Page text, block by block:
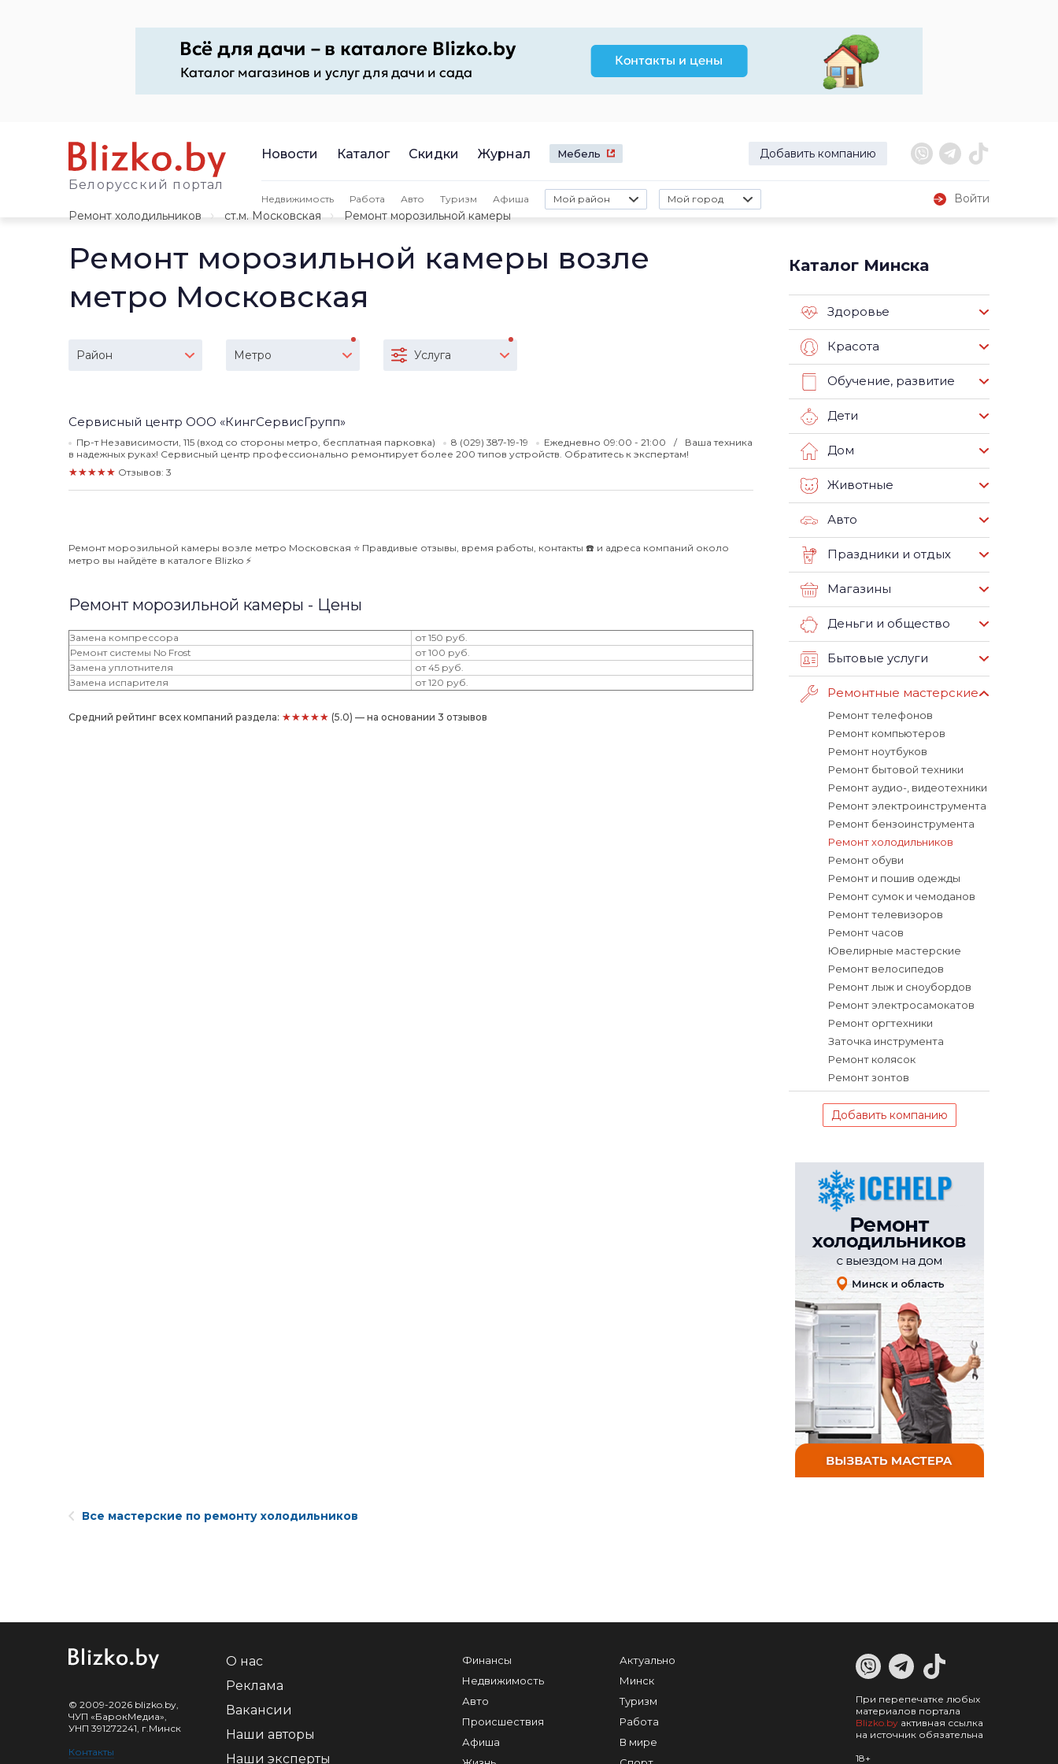
Белорусский портал
Новости Каталог Скидки Журнал Мебель Добавить компанию
Недвижимость Работа Авто Туризм Афиша Мой район Мой город
Войти
Ремонт холодильников
ст.м. Московская Ремонт морозильной камеры
Ремонт морозильной камеры возле
метро Московская
Район Метро Услуга
Сервисный центр ООО «КингСервисГрупп»
Пр-т Независимости, 115 (вход со стороны метро, бесплатная парковка) 8 (029) 387-19-19 Ежедневно 09:00 - 21:00
Ваша техника
в надежных руках! Сервисный центр профессионально ремонтирует более 200 типов устройств. Обратитесь к экспертам!
★★★★★ Отзывов: 3
Ремонт морозильной камеры возле метро Московская ⭐️ Правдивые отзывы, время работы, контакты ☎️ и адреса компаний около
метро вы найдёте в каталоге Blizko ⚡️
Ремонт морозильной камеры - Цены
Замена компрессора
от 150 руб.
Ремонт системы No Frost
от 100 руб.
Замена уплотнителя
от 45 руб.
Замена испарителя
от 120 руб.
Средний рейтинг всех компаний раздела: ★★★★★ (5.0) — на основании 3 отзывов
Каталог Минска
Здоровье
Красота
Обучение, развитие
Дети
Дом
Животные
Авто
Праздники и отдых
Магазины
Деньги и общество
Бытовые услуги
Ремонтные мастерские
Ремонт телефонов
Ремонт компьютеров
Ремонт ноутбуков
Ремонт бытовой техники
Ремонт аудио-, видеотехники
Ремонт электроинструмента
Ремонт бензоинструмента
Ремонт холодильников
Ремонт обуви
Ремонт и пошив одежды
Ремонт сумок и чемоданов
Ремонт телевизоров
Ремонт часов
Ювелирные мастерские
Ремонт велосипедов
Ремонт лыж и сноубордов
Ремонт электросамокатов
Ремонт оргтехники
Заточка инструмента
Ремонт колясок
Ремонт зонтов
Добавить компанию
Все мастерские по ремонту холодильников
© 2009-2026 blizko.by,
ЧУП «БарокМедиа»,
УНП 391272241, г.Минск
Контакты
О нас
Реклама
Вакансии
Наши авторы
Наши эксперты
Финансы
Недвижимость
Авто
Происшествия
Афиша
Актуально
Минск
Туризм
Работа
В мире
При перепечатке любых
материалов портала
Blizko.by активная ссылка
на источник обязательна
18+